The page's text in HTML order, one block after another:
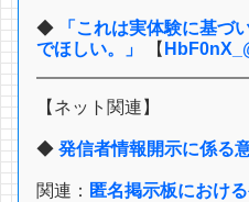
◆
「これは実体験に基
でほしい。」
【
【ネット関連】
◆ 発信者情報開示に係る
関連： 匿名掲示板におけ